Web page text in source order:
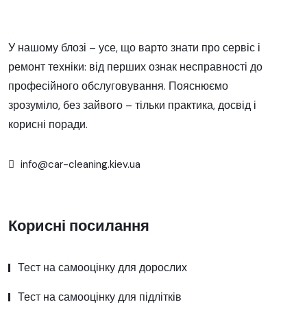
У нашому блозі – усе, що варто знати про сервіс і
ремонт техніки: від перших ознак несправності до
професійного обслуговування. Пояснюємо
зрозуміло, без зайвого – тільки практика, досвід і
корисні поради.
info@car-cleaning.kiev.ua
Корисні посилання
Тест на самооцінку для дорослих
Тест на самооцінку для підлітків